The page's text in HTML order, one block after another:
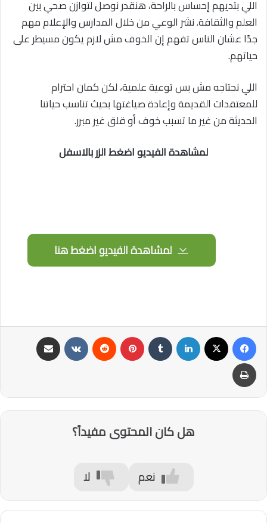
اللي بتديهم إحساس بالراحة، هنقدر نوصل لتوازن صحي بين
العلم والثقافة. نشر الوعي من خلال المدارس والإعلام مهم
جدًا عشان الناس تفهم إن الخوف مش لازم يكون مسيطر على
حياتهم.
اللي نحتاجه مش بس توعية علمية، لكن كمان احترام
للمعتقدات القديمة وإعادة صياغتها بحيث تناسب حياتنا
الحديثة من غير ما تسبب خوف أو قلق غير مبرر.
لمشاهدة الفيديو اضغط الزر بالاسفل
لمشاهدة الفيديو اضغط هنا
هل كان المحتوى مفيداً؟
نعم لا